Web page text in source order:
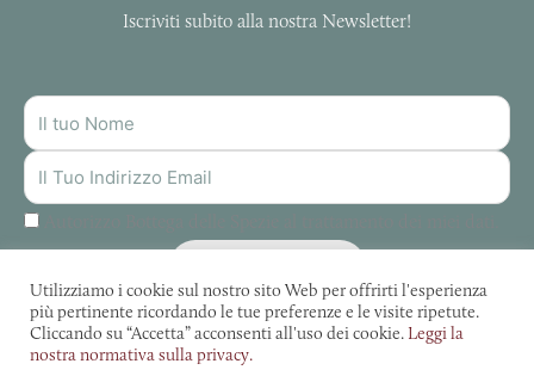
Iscriviti subito alla nostra Newsletter!
NOME
INDIRIZZO
MAIL
Utilizziamo i cookie sul nostro sito Web per offrirti l'esperienza
più pertinente ricordando le tue preferenze e le visite ripetute.
Cliccando su “Accetta” acconsenti all'uso dei cookie.Leggi la
nostra normativa sulla privacy.